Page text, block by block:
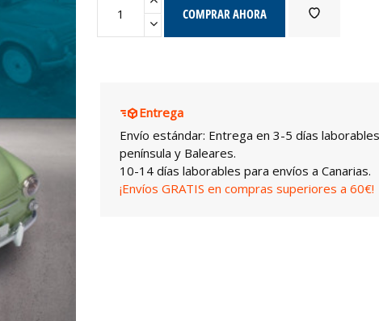
COMPRAR AHORA
Entrega
Envío estándar: Entrega en 3-5 días
península y Baleares.
10-14 días laborables para envíos a Canarias.
¡Envíos GRATIS en compras superiores a 60€!